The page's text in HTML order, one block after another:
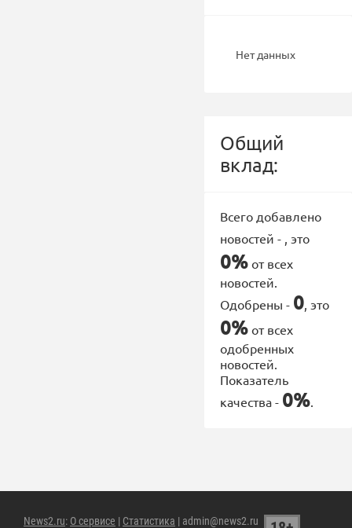
Нет данных
Общий
вклад:
Всего добавлено
новостей - , это
0% от всех
новостей.
Одобрены - 0, это
0% от всех
одобренных
новостей.
Показатель
качества - 0%.
News2.ru: О сервисе | Статистика | admin@news2.ru